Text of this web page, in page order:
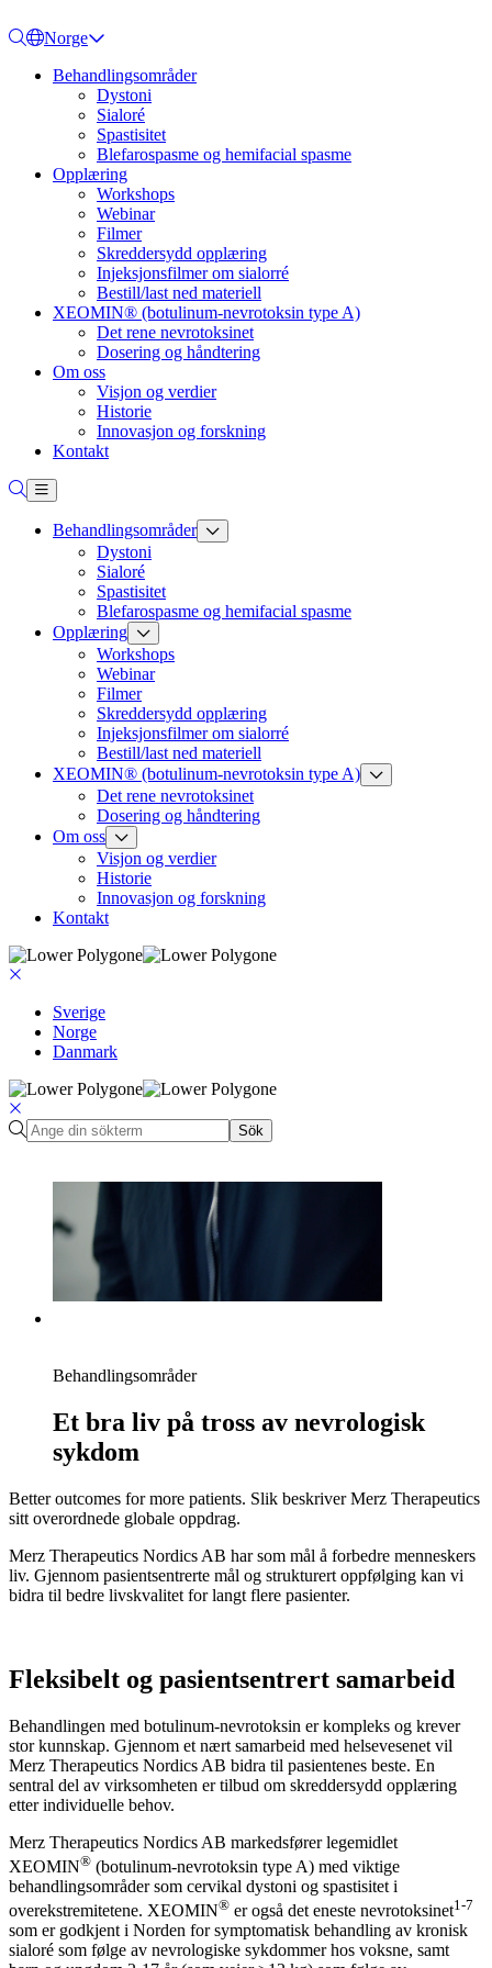
Norge
Behandlingsområder
Dystoni
Sialoré
Spastisitet
Blefarospasme og hemifacial spasme
Opplæring
Workshops
Webinar
Filmer
Skreddersydd opplæring
Injeksjonsfilmer om sialorré
Bestill/last ned materiell
XEOMIN® (botulinum-nevrotoksin type A)
Det rene nevrotoksinet
Dosering og håndtering
Om oss
Visjon og verdier
Historie
Innovasjon og forskning
Kontakt
Behandlingsområder
Dystoni
Sialoré
Spastisitet
Blefarospasme og hemifacial spasme
Opplæring
Workshops
Webinar
Filmer
Skreddersydd opplæring
Injeksjonsfilmer om sialorré
Bestill/last ned materiell
XEOMIN® (botulinum-nevrotoksin type A)
Det rene nevrotoksinet
Dosering og håndtering
Om oss
Visjon og verdier
Historie
Innovasjon og forskning
Kontakt
Sverige
Norge
Danmark
Sök
Behandlingsområder
Et bra liv på tross av nevrologisk
sykdom
Better outcomes for more patients. Slik beskriver Merz Therapeutics
sitt overordnede globale oppdrag.
Merz Therapeutics Nordics AB har som mål å forbedre menneskers
liv. Gjennom pasientsentrerte mål og strukturert oppfølging kan vi
bidra til bedre livskvalitet for langt flere pasienter.
Fleksibelt og pasientsentrert samarbeid
Behandlingen med botulinum-nevrotoksin er kompleks og krever
stor kunnskap. Gjennom et nært samarbeid med helsevesenet vil
Merz Therapeutics Nordics AB bidra til pasientenes beste. En
sentral del av virksomheten er tilbud om skreddersydd opplæring
etter individuelle behov.
Merz Therapeutics Nordics AB markedsfører legemidlet
XEOMIN® (botulinum-nevrotoksin type A) med viktige
behandlingsområder som cervikal dystoni og spastisitet i
overekstremitetene. XEOMIN® er også det eneste nevrotoksinet1-7
som er godkjent i Norden for symptomatisk behandling av kronisk
sialoré som følge av nevrologiske sykdommer hos voksne, samt